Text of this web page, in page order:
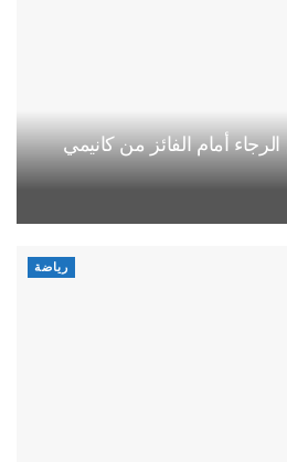
أمام الفائز من كانيمي
رياضة